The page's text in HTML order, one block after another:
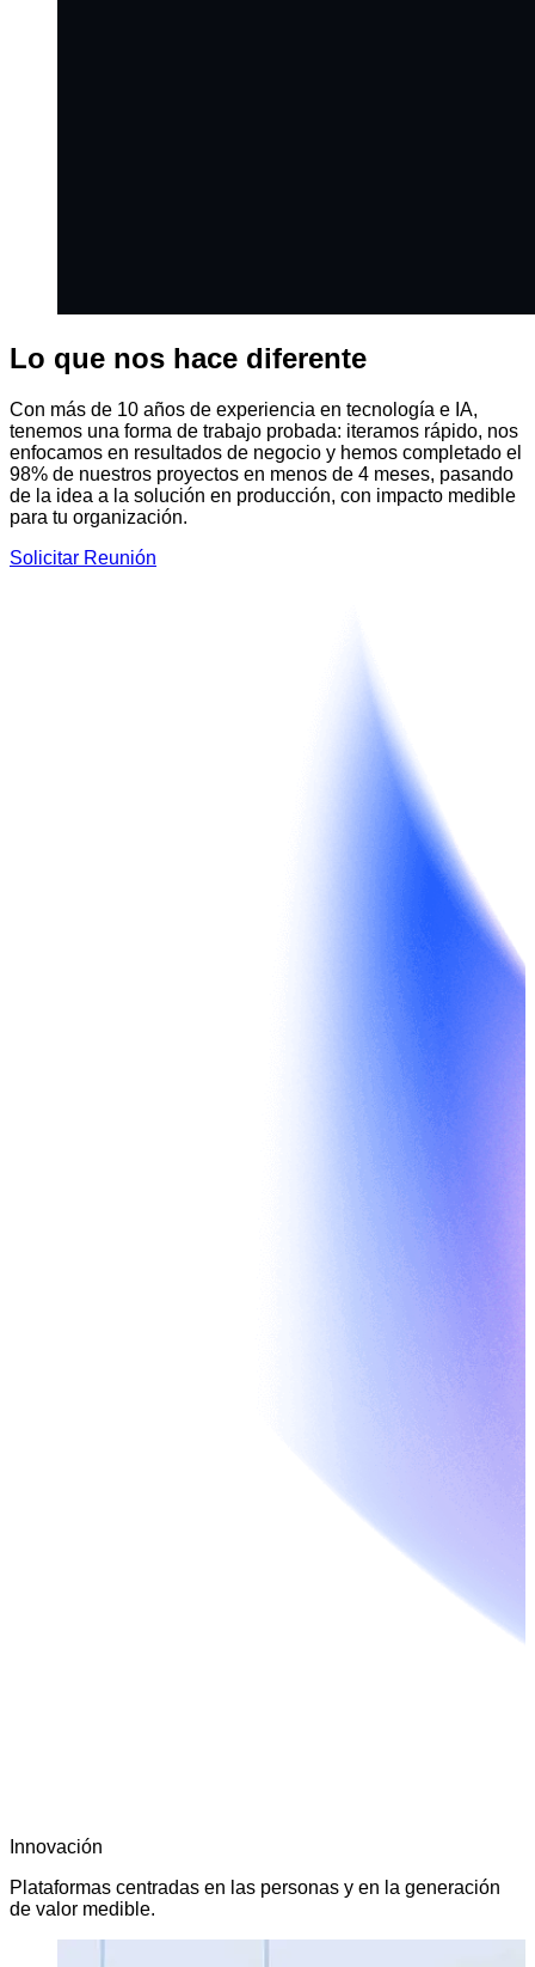
Lo que nos hace diferente
Con más de 10 años de experiencia en tecnología e IA,
tenemos una forma de trabajo probada: iteramos rápido, nos
enfocamos en resultados de negocio y hemos completado el
98% de nuestros proyectos en menos de 4 meses, pasando
de la idea a la solución en producción, con impacto medible
para tu organización.
Solicitar Reunión
Innovación
Plataformas centradas en las personas y en la generación
de valor medible.